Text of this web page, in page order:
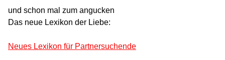
und schon mal zum angucken
Das neue Lexikon der Liebe:
Neues Lexikon für Partnersuchende